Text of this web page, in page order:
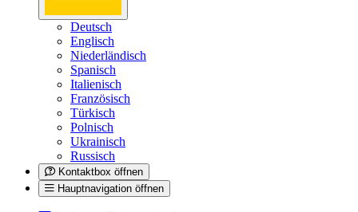
Deutsch
Englisch
Niederländisch
Spanisch
Italienisch
Französisch
Türkisch
Polnisch
Ukrainisch
Russisch
Kontaktbox öffnen
Hauptnavigation öffnen